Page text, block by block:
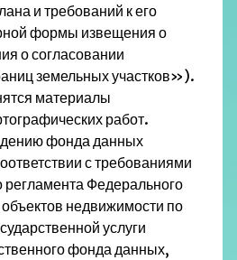
и требований к его
формы извещения о
о согласовании
земельных участков»).
материалы
работ.
фонда данных
с требованиями
регламента Федерального
объектов недвижимости по
услуги
фонда данных,